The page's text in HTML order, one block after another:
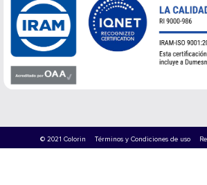
© 2021 Colorin Términos y Condiciones de uso